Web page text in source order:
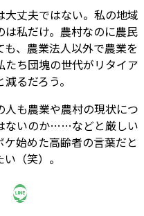
丈夫ではない。私の地域
私だけ。農村なのに農民
、農業法人以外で農業を
ち団塊の世代がリタイア
るだろう。
も農業や農村の現状につ
ないのか……などと厳しい
始めた高齢者の言葉だと
（笑）。